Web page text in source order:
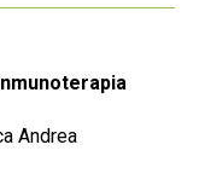
Andrea